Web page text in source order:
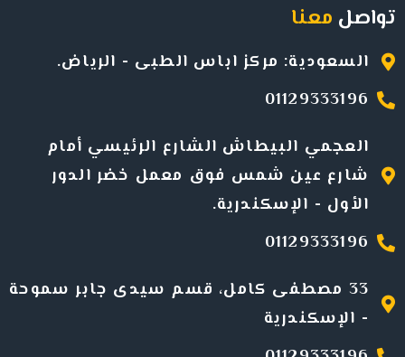
تواصل معنا
السعودية: مركز اباس الطبى - الرياض.
01129333196
العجمي البيطاش الشارع الرئيسي أمام
شارع عين شمس فوق معمل خضر الدور
الأول - الإسكندرية.
01129333196
33 مصطفى كامل، قسم سيدى جابر سموحة
- الإسكندرية